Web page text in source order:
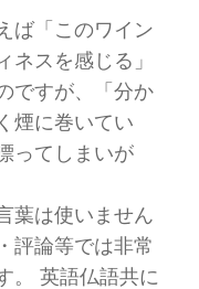
ば「このワイン
ネスを感じる」
ですが、「分か
煙に巻いてい
ってしまいが
葉は使いません
評論等では非常
。 英語仏語共に